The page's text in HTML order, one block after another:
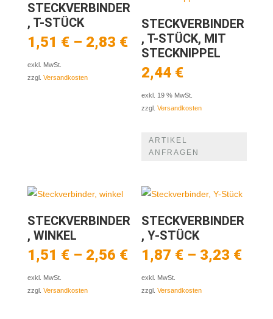
STECKVERBINDER
, T-STÜCK
1,51 €– 2,83 €
exkl. MwSt.
zzgl. Versandkosten
STECKVERBINDER
, T-STÜCK, MIT
STECKNIPPEL
2,44 €
exkl. 19 % MwSt.
zzgl.Versandkosten
ARTIKEL
ANFRAGEN
STECKVERBINDER
, WINKEL
1,51 €– 2,56 €
exkl. MwSt.
zzgl. Versandkosten
STECKVERBINDER
, Y-STÜCK
1,87 € – 3,23 €
exkl. MwSt.
zzgl.Versandkosten